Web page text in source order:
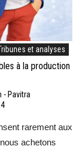
et analyses
à la production
- Pavitra
rarement aux
achetons